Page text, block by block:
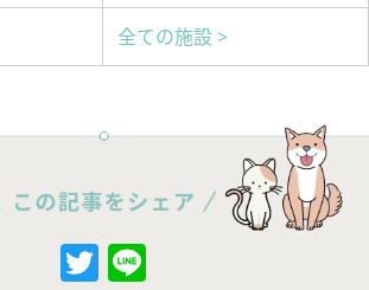
全ての施設 >
Twitter